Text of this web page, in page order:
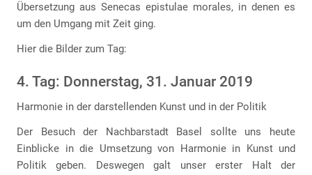
Übersetzung aus Senecas epistulae morales, in denen es
um den Umgang mit Zeit ging.
Hier die Bilder zum Tag:
4. Tag: Donnerstag, 31. Januar 2019
Harmonie in der darstellenden Kunst und in der Politik
Der Besuch der Nachbarstadt Basel sollte uns heute
Einblicke in die Umsetzung von Harmonie in Kunst und
Politik geben. Deswegen galt unser erster Halt der